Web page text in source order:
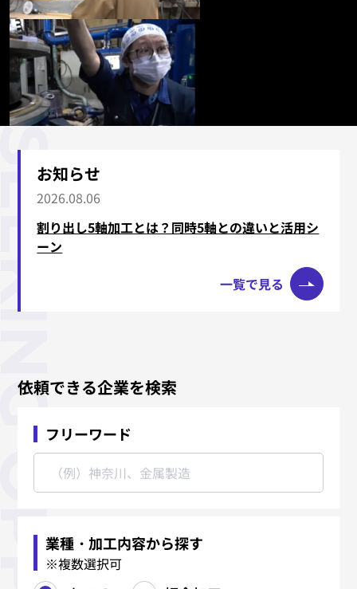
お知らせ
2026.08.06
割り出し5軸加工とは？同時5軸との違いと活用シ
ーン
一覧で見る
依頼できる企業を検索
フリーワード
業種・加工内容から探す
※複数選択可